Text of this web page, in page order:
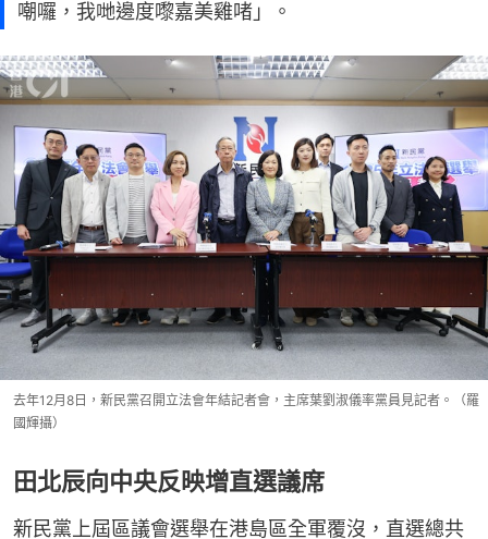
嘲囉，我哋邊度嚟嘉美雞啫」。
去年12月8日，新民黨召開立法會年結記者會，主席葉劉淑儀率黨員見記者。（羅
國輝攝）
田北辰向中央反映增直選議席
新民黨上屆區議會選舉在港島區全軍覆沒，直選總共